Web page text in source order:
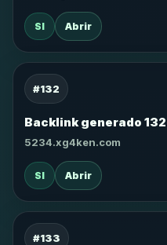
SI Abrir
#132
Backlink generado 132
5234.xg4ken.com
SI Abrir
#133